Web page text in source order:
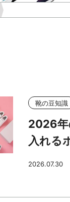
靴の豆知識
2026年
入れる
2026.07.30